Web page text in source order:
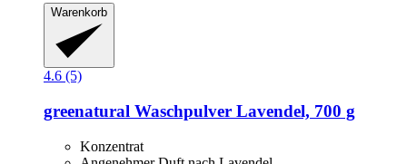
Warenkorb
4.6 (5)
greenatural Waschpulver Lavendel, 700 g
Konzentrat